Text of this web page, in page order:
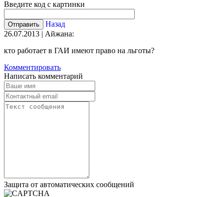
Введите код с картинки
Назад
26.07.2013 | Айжана:
кто работает в ГАИ имеют право на льготы?
Комментировать
Написать комментарий
Защита от автоматических сообщений